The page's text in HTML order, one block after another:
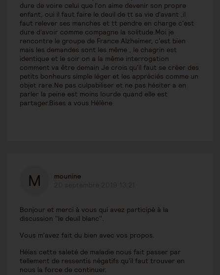
dure de voire celui que l'on aime devenir son propre
enfant, oui il faut faire le deuil de tt sa vie d'avant ,il
faut relever ses manches et tt pendre en charge c'est
dure d'avoir comme compagne la solitude.Moi je
rencontre le groupe de France Alzheimer, c'est bien
mais les demandes sont les même , le chagrin est
identique et le soir on a la même interrogation
comment va être demain Je crois qu'il faut se créer des
petits bonheurs simple léger et les appréciés comme un
objet rare.Ne pas culpabiliser et ne pas hésiter a en
parler la peine est moins lourde quand elle est
partager.Bises a vous Hélène
mounine
Bonjour et merci à vous qui avez participé à la
discussion "le deuil blanc".
Vous m'avez fait du bien avec vos propos.
Hélas cette saleté de maladie nous fait passer par
tellement de ressentis négatifs qu'il faut trouver en
nous la force de continuer.